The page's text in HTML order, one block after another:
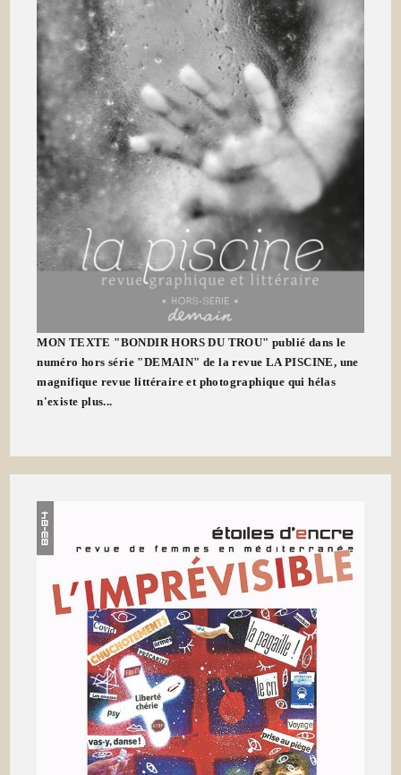
MON TEXTE "BONDIR HORS DU TROU" publié dans le
numéro hors série "DEMAIN" de la revue LA PISCINE, une
magnifique revue littéraire et photographique qui hélas
n'existe plus...